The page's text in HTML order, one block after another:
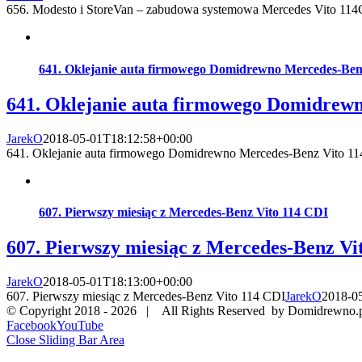
656. Modesto i StoreVan – zabudowa systemowa Mercedes Vito
641. Oklejanie auta firmowego Domidrewno Mercedes-
641. Oklejanie auta firmowego
JarekO2018-05-01T18:12:58+00:00
641. Oklejanie auta firmowego Domidrewno Mercedes-Benz Vito
607. Pierwszy miesiąc z Mercedes-Benz Vito 114 CDI
607. Pierwszy miesiąc z Mercedes-Benz
JarekO2018-05-01T18:13:00+00:00
607. Pierwszy miesiąc z Mercedes-Benz Vito 114 CDIJarekO2018-
© Copyright 2018 - 2026 | All Rights Reserved by
FacebookYouTube
Close Sliding Bar Area